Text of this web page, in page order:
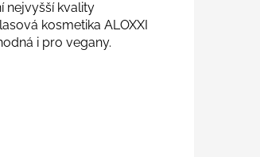
nejvyšší kvality
kosmetika ALOXXI
i pro vegany.